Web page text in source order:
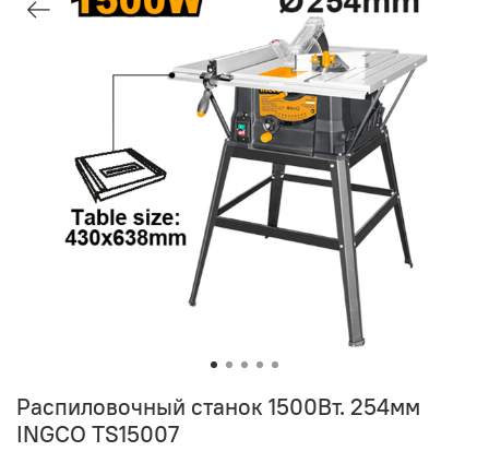
Распиловочный станок 1500Вт. 254мм
INGCO TS15007